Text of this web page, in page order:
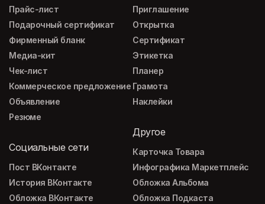
Прайс-лист
Подарочный сертификат
Фирменный бланк
Медиа-кит
Чек-лист
Коммерческое предложение
Объявление
Резюме
Социальные сети
Пост ВКонтакте
История ВКонтакте
Обложка ВКонтакте
Приглашение
Открытка
Сертификат
Этикетка
Планер
Грамота
Наклейки
Другое
Карточка Товара
Инфографика Маркетплейс
Обложка Альбома
Обложка Подкаста